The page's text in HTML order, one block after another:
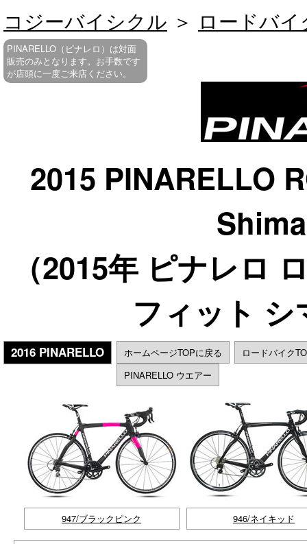
コジーバイシクル ＞ ロードバイ
Fit 105 11s
2015 PINARELLO
（2015年 ピナレロ
フィット シ
PINARELLO（ピナレロ）は対面
販売のみとなります。お手数です
が店頭に一度ご来店ください。
2016 PINARELLO ホームページTOPに戻る
ロードバイク
PINARELLO ウエアー
947/ブラックピンク 946/ネイキッド